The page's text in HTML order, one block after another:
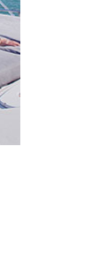
בחר